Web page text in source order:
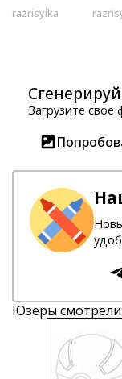
razrisyika
Загрузите свое
Юзеры смотрели: